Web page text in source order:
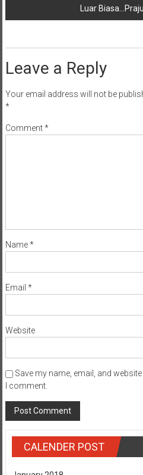
Luar
Leave a Reply
Your email address will not be
*
Comment*
Name*
Email *
Website
Save my name, email, and
I comment.
CALENDER POST